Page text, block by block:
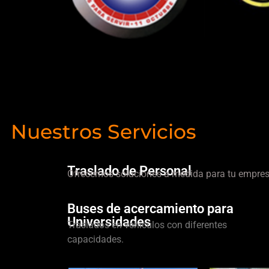
Nuestros Servicios
Traslado de Personal
Ofrecemos soluciones a medida para tu
Buses de acercamiento para
Universidades
Traslados en vehículos con diferentes
capacidades.